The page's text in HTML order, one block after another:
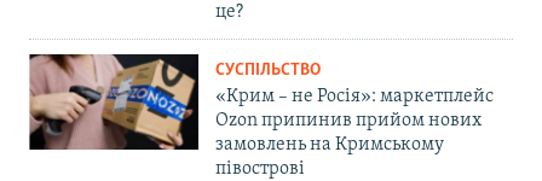
це?
СУСПІЛЬСТВО
«Крим – не Росія»: маркетплейс
Ozon припинив прийом нових
замовлень на Кримському
півострові